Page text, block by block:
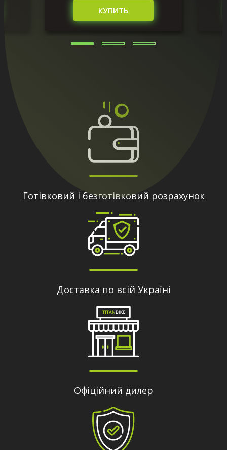
КУПИТЬ
Готівковий і безготівковий розрахунок
Доставка по всій Україні
Офіційний дилер